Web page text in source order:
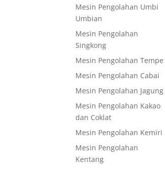
Mesin Pengolahan Umbi
Umbian
Mesin Pengolahan
Singkong
Mesin Pengolahan Tempe
Mesin Pengolahan Cabai
Mesin Pengolahan Jagung
Mesin Pengolahan Kakao
dan Coklat
Mesin Pengolahan Kemiri
Mesin Pengolahan
Kentang